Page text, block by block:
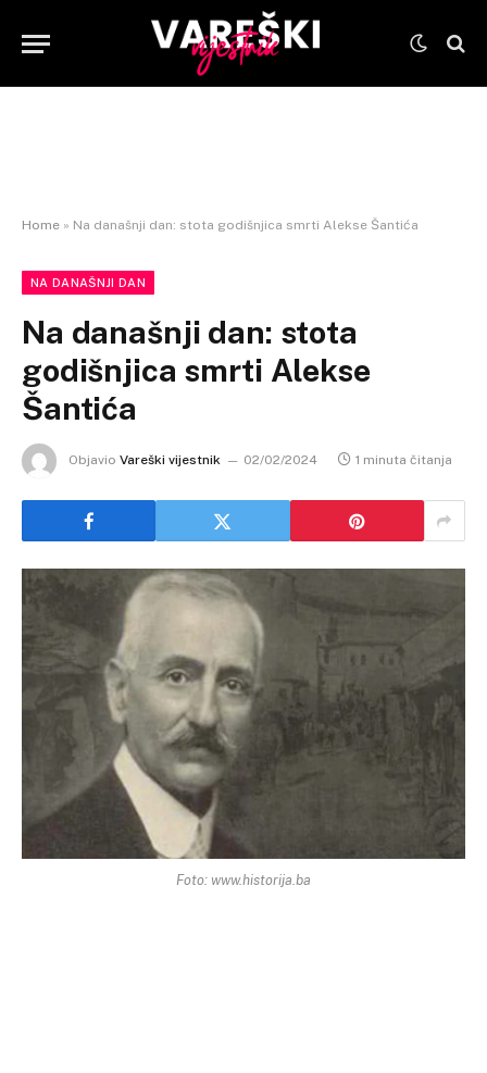
Home » Na današnji dan: stota godišnjica smrti Alekse Šantića
NA DANAŠNJI DAN
Na današnji dan: stota
godišnjica smrti Alekse
Šantića
Objavio Vareški vijestnik 02/02/2024 1 minuta čitanja
Foto: www.historija.ba